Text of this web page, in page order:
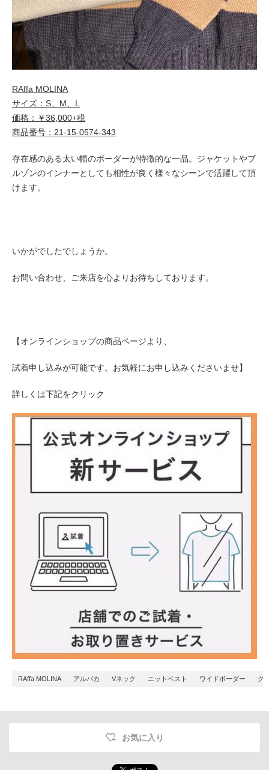
RAffa MOLINA
サイズ：S、M、L
価格：￥36,000+税
商品番号：21-15-0574-343
存在感のある太い幅のボーダーが特徴的な一品。ジャケットやブ
ルゾンのインナーとしても相性が良く様々なシーンで活躍して頂
けます。
いかがでしたでしょうか。
お問い合わせ、ご来店を心よりお待ちしております。
【オンラインショップの商品ページより、
試着申し込みが可能です。 お気軽にお申し込みくださいませ】
詳しくは下記をクリック
RAffa MOLINA アルパカ Vネック ニットベスト ワイドボーダー ク
お気に入り